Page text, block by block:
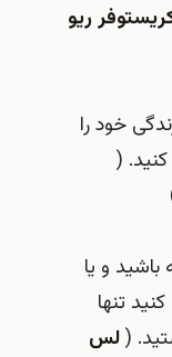
ریو
خود را
(
و یا
تنها
(لس